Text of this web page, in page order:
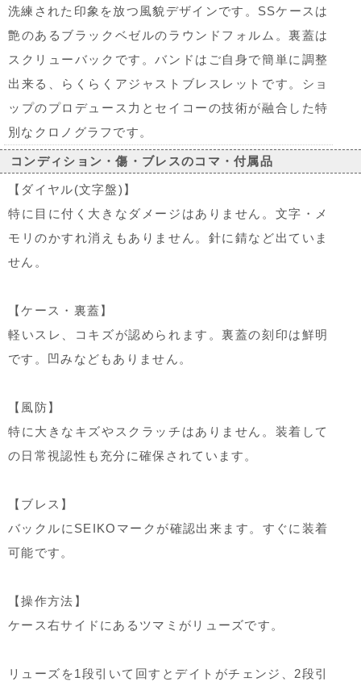
洗練された印象を放つ風貌デザインです。SSケースは
艶のあるブラックベゼルのラウンドフォルム。裏蓋は
スクリューバックです。バンドはご自身で簡単に調整
出来る、らくらくアジャストブレスレットです。ショ
ップのプロデュース力とセイコーの技術が融合した特
別なクロノグラフです。
コンディション・傷・ブレスのコマ・付属品
【ダイヤル(文字盤)】
特に目に付く大きなダメージはありません。文字・メ
モリのかすれ消えもありません。針に錆など出ていま
せん。
【ケース・裏蓋】
軽いスレ、コキズが認められます。裏蓋の刻印は鮮明
です。凹みなどもありません。
【風防】
特に大きなキズやスクラッチはありません。装着して
の日常視認性も充分に確保されています。
【ブレス】
バックルにSEIKOマークが確認出来ます。すぐに装着
可能です。
【操作方法】
ケース右サイドにあるツマミがリューズです。
リューズを1段引いて回すとデイトがチェンジ、2段引